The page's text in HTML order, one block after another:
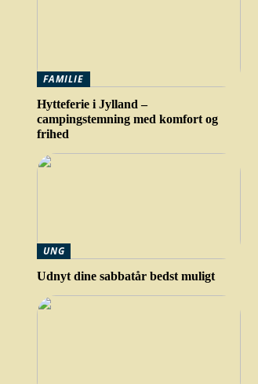
FAMILIE
Hytteferie i Jylland –
campingstemning med komfort og
frihed
UNG
Udnyt dine sabbatår bedst muligt